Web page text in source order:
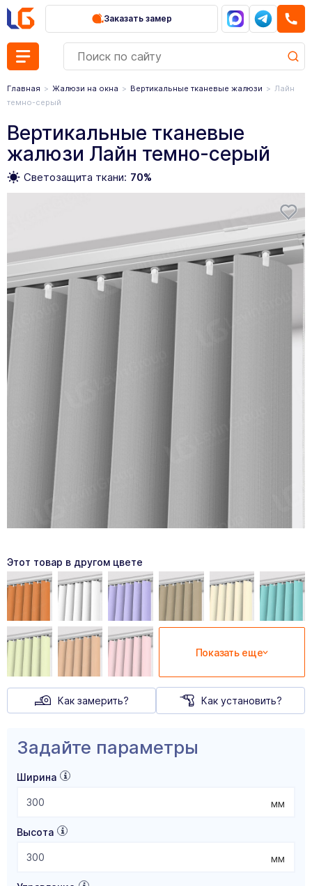
Заказать замер
Главная Жалюзи на окна Вертикальные тканевые жалюзи
Лайн
темно-серый
Вертикальные тканевые
жалюзи Лайн темно-серый
Светозащита ткани: 70%
Этот товар в другом цвете
Показать еще
Как замерить? Как установить?
Задайте параметры
Ширина
мм
Высота
мм